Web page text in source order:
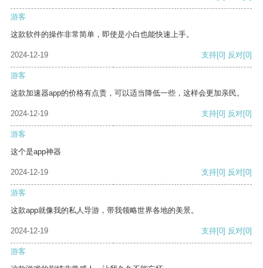
游客
这款软件的操作非常简单，即使是小白也能快速上手。
2024-12-19 支持[0] 反对[0]
游客
这款加速器app的价格有点贵，可以适当降低一些，这样会更加亲民。
2024-12-19 支持[0] 反对[0]
游客
这个是app神器
2024-12-19 支持[0] 反对[0]
游客
这款app就像我的私人导游，带我领略世界各地的美景。
2024-12-19 支持[0] 反对[0]
游客